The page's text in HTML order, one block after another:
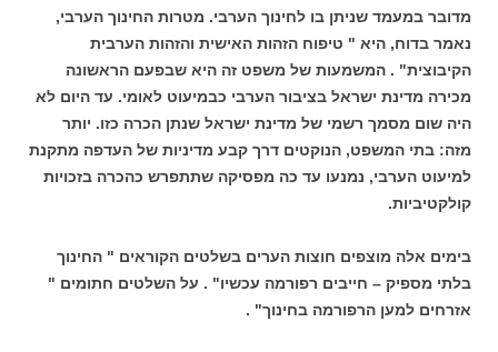
מדובר במעמד שניתן בו לחינוך הערבי. מטרות החינוך הערבי,
נאמר בדוח, היא " טיפוח הזהות האישית והזהות הערבית
הקיבוצית" . המשמעות של משפט זה היא שבפעם הראשונה
מכירה מדינת ישראל בציבור הערבי כבמיעוט לאומי. עד היום לא
היה שום מסמך רשמי של מדינת ישראל שנתן הכרה כזו. יותר
מזה: בתי המשפט, הנוקטים דרך קבע מדיניות של העדפה מתקנת
למיעוט הערבי, נמנעו עד כה מפסיקה שתתפרש כהכרה בזכויות
קולקטיביות.
בימים אלה מוצפים חוצות הערים בשלטים הקוראים " החינוך
בלתי מספיק – חייבים רפורמה עכשיו" . על השלטים חתומים "
אזרחים למען הרפורמה בחינוך" .